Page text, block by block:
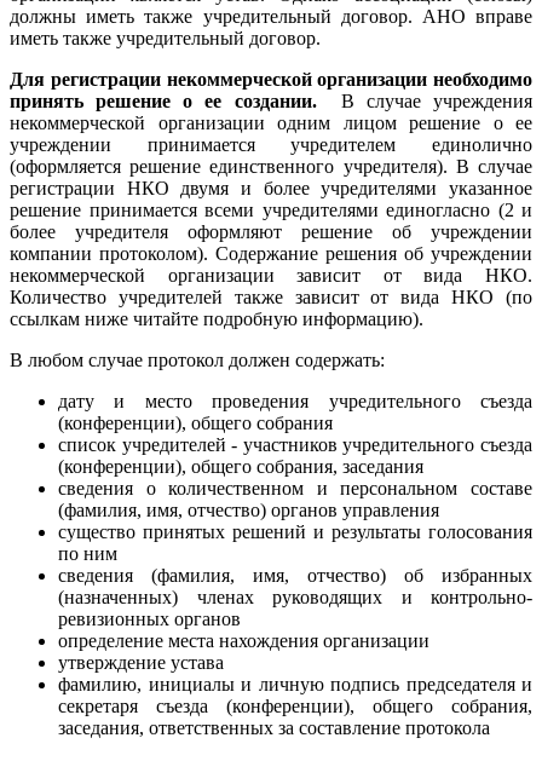
должны иметь также учредительный договор. АНО вправе
иметь также учредительный договор.
Для регистрации некоммерческой организации необходимо
принять решение о ее создании. В случае учреждения
некоммерческой организации одним лицом решение о ее
учреждении принимается учредителем единолично
(оформляется решение единственного учредителя). В случае
регистрации НКО двумя и более учредителями указанное
решение принимается всеми учредителями единогласно (2 и
более учредителя оформляют решение об учреждении
компании протоколом). Содержание решения об учреждении
некоммерческой организации зависит от вида НКО.
Количество учредителей также зависит от вида НКО (по
ссылкам ниже читайте подробную информацию).
В любом случае протокол должен содержать:
дату и место проведения учредительного съезда
(конференции), общего собрания
список учредителей - участников учредительного съезда
(конференции), общего собрания, заседания
сведения о количественном и персональном составе
(фамилия, имя, отчество) органов управления
существо принятых решений и результаты голосования
по ним
сведения (фамилия, имя, отчество) об избранных
(назначенных) членах руководящих и контрольно-
ревизионных органов
определение места нахождения организации
утверждение устава
фамилию, инициалы и личную подпись председателя и
секретаря съезда (конференции), общего собрания,
заседания, ответственных за составление протокола